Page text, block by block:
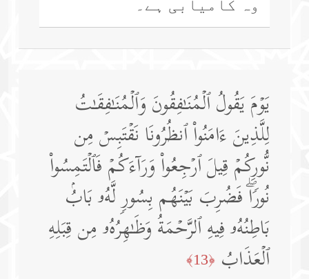
یَوۡمَ یَقُولُ ٱلۡمُنَـٰفِقُونَ وَٱلۡمُنَـٰفِقَـٰتُ
لِلَّذِینَ ءَامَنُوا۟ ٱنظُرُونَا نَقۡتَبِسۡ مِن
نُّورِكُمۡ قِیلَ ٱرۡجِعُوا۟ وَرَاۤءَكُمۡ فَٱلۡتَمِسُوا۟
نُورࣰاۖ فَضُرِبَ بَیۡنَهُم بِسُورࣲ لَّهُۥ بَابُۢ
بَاطِنُهُۥ فِیهِ ٱلرَّحۡمَةُ وَظَـٰهِرُهُۥ مِن قِبَلِهِ
ٱلۡعَذَابُ ﴿13﴾